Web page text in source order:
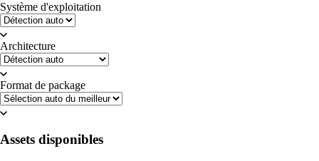
Système d'exploitation
Architecture
Format de package
Assets disponibles